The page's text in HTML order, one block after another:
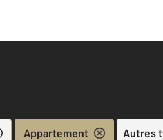
Appartement Autres